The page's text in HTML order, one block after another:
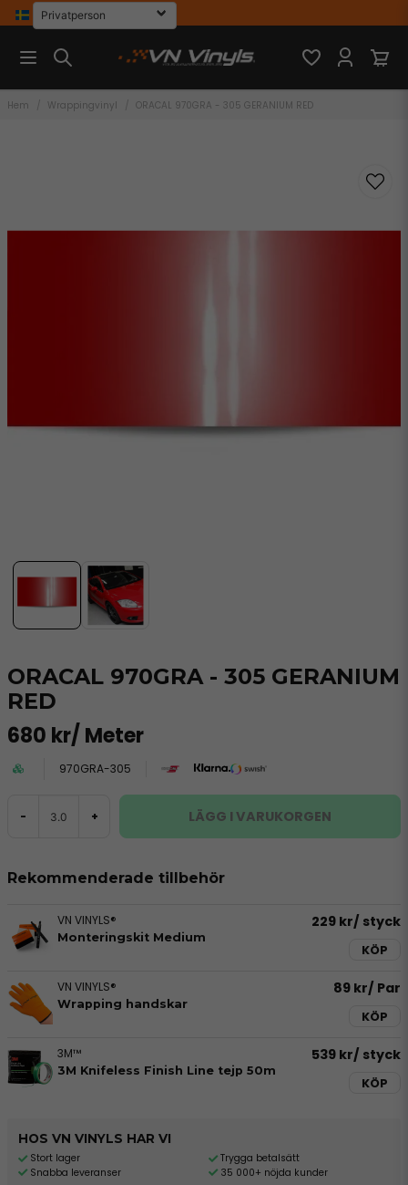
Hem Wrappingvinyl ORACAL 970GRA - 305 GERANIUM RED
ORACAL 970GRA - 305 GERANIUM
RED
680 kr/ Meter
970GRA-305
- + LÄGG I VARUKORGEN
Rekommenderade tillbehör
VN VINYLS®
Monteringskit Medium
229 kr/ styck
KÖP
VN VINYLS®
Wrapping handskar
89 kr/ Par
KÖP
3M™
3M Knifeless Finish Line tejp 50m
539 kr/ styck
KÖP
HOS VN VINYLS HAR VI
Stort lager
Snabba leveranser
Trygga betalsätt
35 000+ nöjda kunder